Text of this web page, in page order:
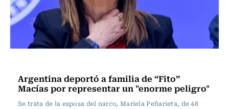
Argentina deportó a familia de “Fito”
Macías por representar un "enorme peligro"
Se trata de la esposa del narco, Mariela Peñarieta, de 48